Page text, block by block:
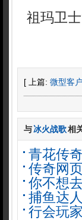
祖玛卫
[ 上篇: 微型客
与冰火战歌相
青花传
传奇网
你不想
捕鱼达
行会玩